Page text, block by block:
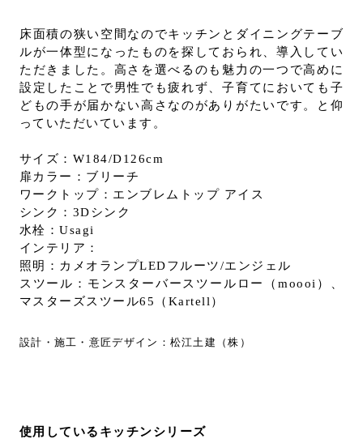
サポート
LANGUAGE : JP
EN CN
床面積の狭い空間なのでキッチンとダイニングテーブ
ルが一体型になったものを探しておられ、導入してい
ただきました。高さを選べるのも魅力の一つで高めに
設定したことで男性でも疲れず、子育てにおいても子
どもの手が届かない高さなのがありがたいです。と仰
っていただいています。
サイズ：W184/D126cm
扉カラー：ブリーチ
ワークトップ：エンブレムトップ アイス
シンク：3Dシンク
水栓：Usagi
インテリア：
照明：カメオランプLEDフルーツ/エンジェル
スツール：モンスターバースツールロー（moooi）、
マスターズスツール65（Kartell）
設計・施工・意匠デザイン：松江土建（株）
使用しているキッチンシリーズ